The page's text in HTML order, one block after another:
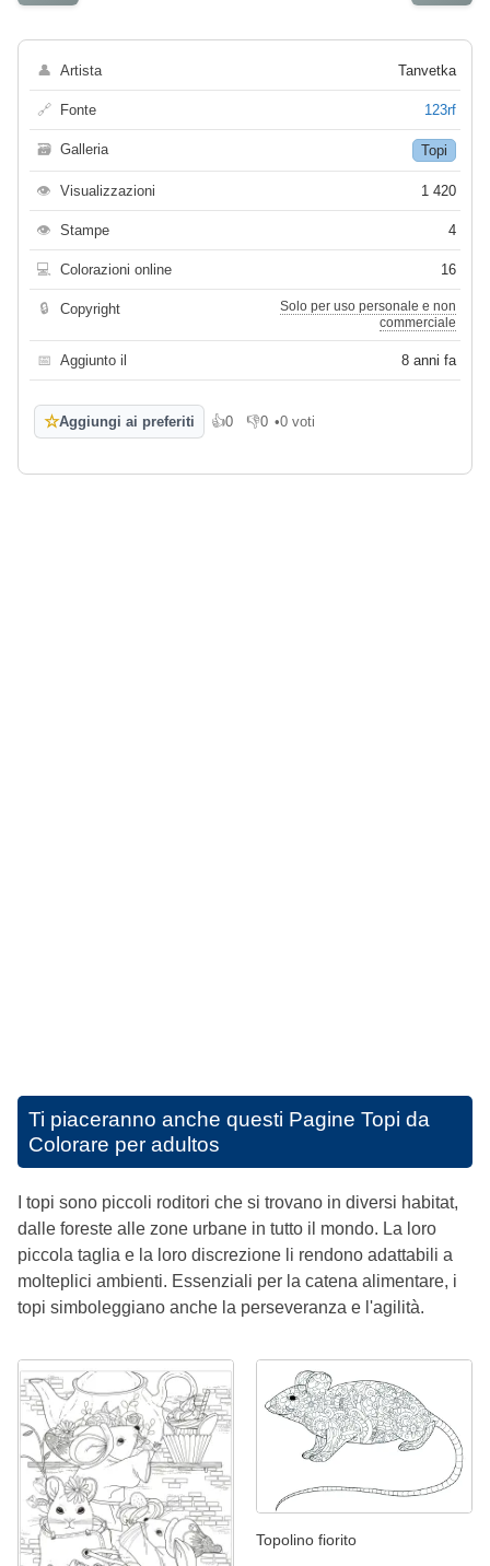
👤 Artista Tanvetka
🔗 Fonte 123rf
🗃 Galleria Topi
👁 Visualizzazioni 1 420
👁 Stampe 4
💻 Colorazioni online 16
🔒 Copyright
Solo per uso personale e non
commerciale
📅 Aggiunto il 8 anni fa
☆Aggiungi ai preferiti 👍0
Mi piace
👎0
Non mi piace
•0 voti
Ti piaceranno anche questi Pagine Topi da
Colorare per adultos
I topi sono piccoli roditori che si trovano in diversi habitat,
dalle foreste alle zone urbane in tutto il mondo. La loro
piccola taglia e la loro discrezione li rendono adattabili a
molteplici ambienti. Essenziali per la catena alimentare, i
topi simboleggiano anche la perseveranza e l'agilità.
Topolino fiorito